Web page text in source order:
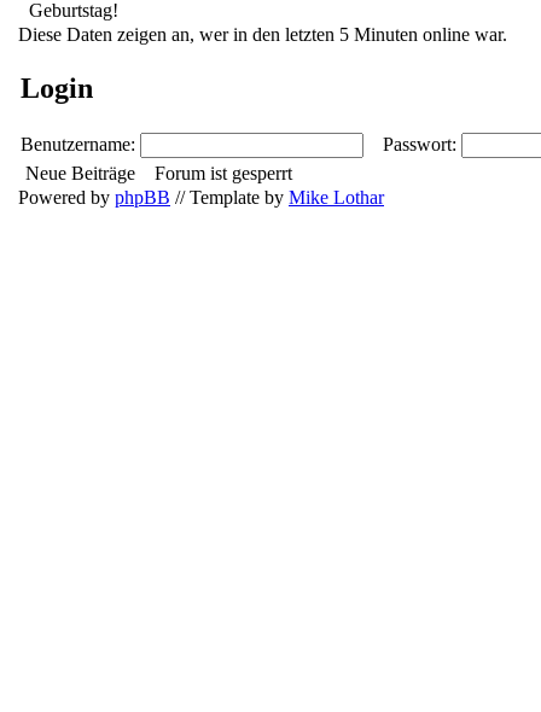
Diese Daten zeigen an, wer in den letzten 5 Minuten online war.
Login
Benutzername:
Passwort:
Neue Beiträge
Forum ist gesperrt
Powered by phpBB // Template by Mike Lothar